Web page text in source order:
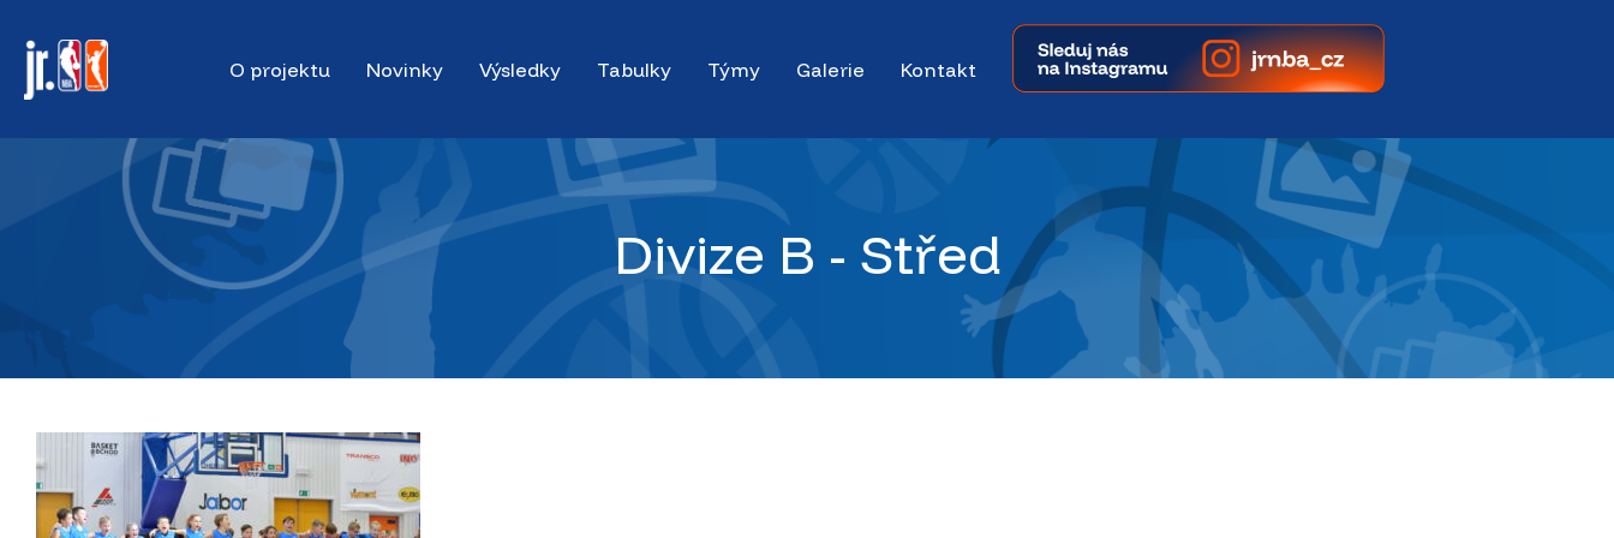
main
O projektu Novinky Výsledky Tabulky Týmy Galerie Kontakt
Divize B - Střed